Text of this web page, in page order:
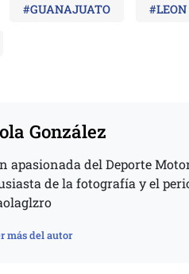
#GUANAJUATO #LEON
González
apasionada del Deporte
de la fotografía y el
más del autor